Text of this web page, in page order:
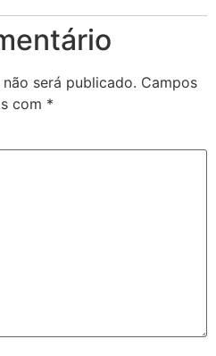
será publicado. Campos
com *